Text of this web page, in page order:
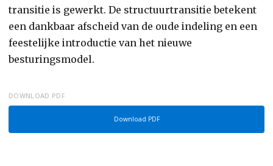
transitie is gewerkt. De structuurtransitie betekent
een dankbaar afscheid van de oude indeling en een
feestelijke introductie van het nieuwe
besturingsmodel.
DOWNLOAD PDF
Download PDF